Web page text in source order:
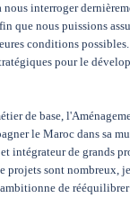
nous interroger
que nous puissions
conditions
pour le
de base,
le Maroc dans sa
intégrateur de grands
projets sont nombreux,
de rééquilibrer